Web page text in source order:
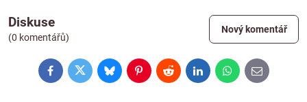
Diskuse
(0 komentářů)
Nový komentář
FacebookTwitterBlueskyPinterestRedditLinkedInWhatsApp
E-
mail